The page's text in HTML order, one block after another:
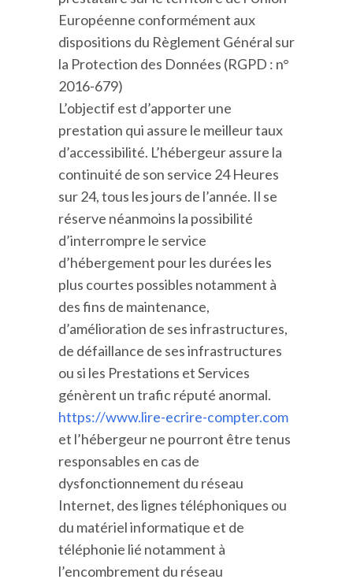
Européenne conformément aux
dispositions du Règlement Général sur
la Protection des Données (RGPD : n°
2016-679)
L’objectif est d’apporter une
prestation qui assure le meilleur taux
d’accessibilité. L’hébergeur assure la
continuité de son service 24 Heures
sur 24, tous les jours de l’année. Il se
réserve néanmoins la possibilité
d’interrompre le service
d’hébergement pour les durées les
plus courtes possibles notamment à
des fins de maintenance,
d’amélioration de ses infrastructures,
de défaillance de ses infrastructures
ou si les Prestations et Services
génèrent un trafic réputé anormal.
https://www.lire-ecrire-compter.com
et l’hébergeur ne pourront être tenus
responsables en cas de
dysfonctionnement du réseau
Internet, des lignes téléphoniques ou
du matériel informatique et de
téléphonie lié notamment à
l’encombrement du réseau